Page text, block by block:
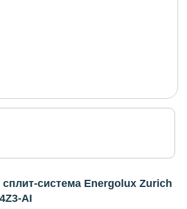
система Energolux Zurich
AI